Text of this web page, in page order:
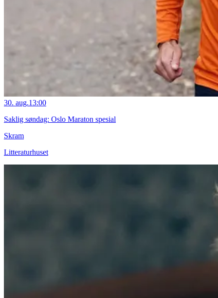
30. aug.13:00
Saklig søndag: Oslo Maraton spesial
Skram
Litteraturhuset